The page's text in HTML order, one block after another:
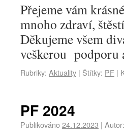
Přejeme vám
mnoho zdraví,
Děkujeme všem
veškerou podporu
Rubriky: Aktuality | Štítky: PF |
PF 2024
Publikováno24.12.2023 | Autor: